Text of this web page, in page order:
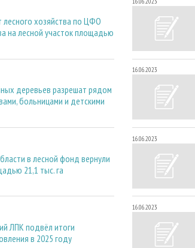
лесного хозяйства по ЦФО
на лесной участок площадью
деревьев разрешат рядом
больницами и детскими
в лесной фонд вернули
21,1 тыс. га
ЛПК подвёл итоги
в 2025 году
16.06.2023
16.06.2023
16.06.2023